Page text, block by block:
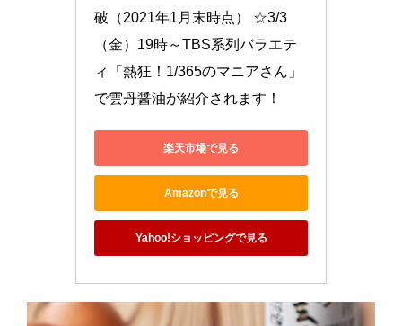
破（2021年1月末時点） ☆3/3
（金）19時～TBS系列バラエテ
ィ「熱狂！1/365のマニアさん」
で雲丹醤油が紹介されます！
楽天市場で見る
Amazonで見る
Yahoo!ショッピングで見る